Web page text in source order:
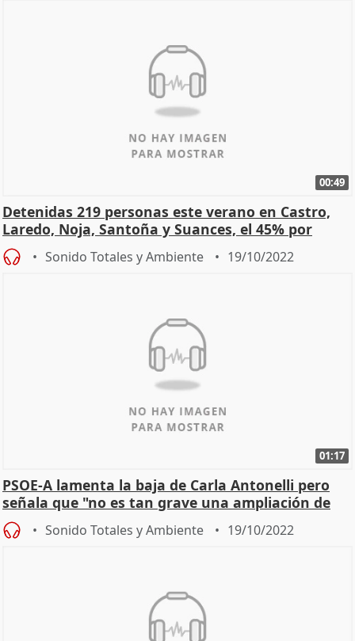
00:49
Detenidas 219 personas este verano en Castro,
Laredo, Noja, Santoña y Suances, el 45% por
violencia
Sonido Totales y Ambiente 19/10/2022
01:17
PSOE-A lamenta la baja de Carla Antonelli pero
señala que "no es tan grave una ampliación de
plazos"
Sonido Totales y Ambiente 19/10/2022